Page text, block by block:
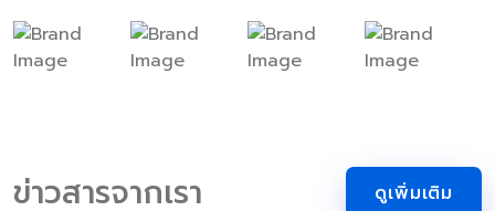
ข่าวสารจากเรา ดูเพิ่มเติม